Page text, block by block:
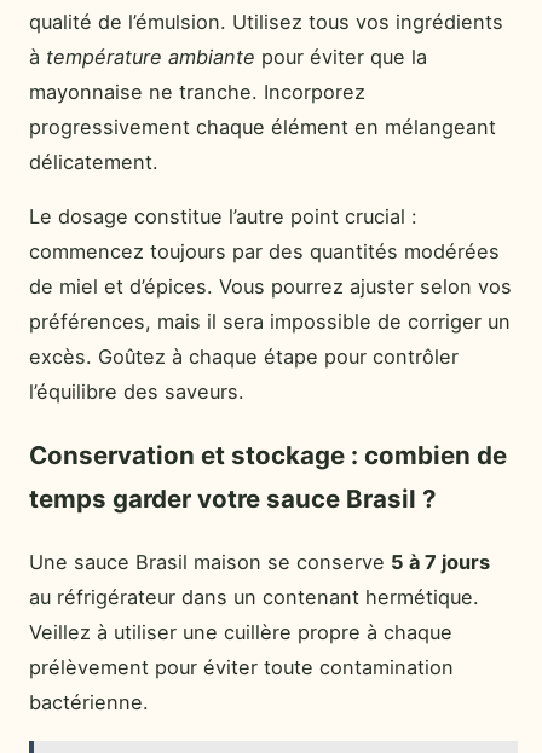
qualité de l’émulsion. Utilisez tous vos ingrédients
à température ambiante pour éviter que la
mayonnaise ne tranche. Incorporez
progressivement chaque élément en mélangeant
délicatement.
Le dosage constitue l’autre point crucial :
commencez toujours par des quantités modérées
de miel et d’épices. Vous pourrez ajuster selon vos
préférences, mais il sera impossible de corriger un
excès. Goûtez à chaque étape pour contrôler
l’équilibre des saveurs.
Conservation et stockage : combien de
temps garder votre sauce Brasil ?
Une sauce Brasil maison se conserve 5 à 7 jours
au réfrigérateur dans un contenant hermétique.
Veillez à utiliser une cuillère propre à chaque
prélèvement pour éviter toute contamination
bactérienne.